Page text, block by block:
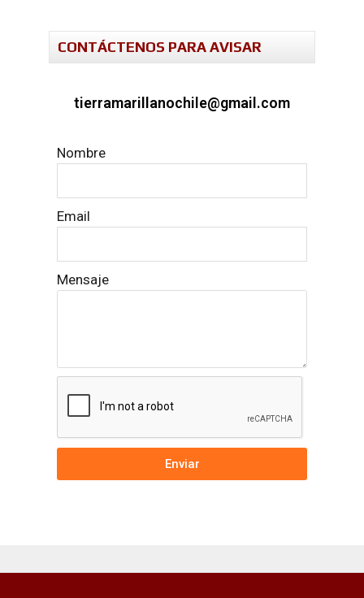
CONTÁCTENOS PARA AVISAR
tierramarillanochile@gmail.com
Nombre
Email
Mensaje
Enviar